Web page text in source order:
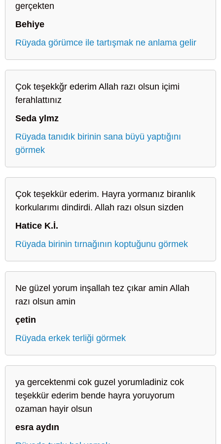
gerçekten
Behiye
Rüyada görümce ile tartışmak ne anlama gelir
Çok teşekkğr ederim Allah razı olsun içimi
ferahlattınız
Seda ylmz
Rüyada tanıdık birinin sana büyü yaptığını
görmek
Çok teşekkür ederim. Hayra yormanız biranlık
korkularımı dindirdi. Allah razı olsun sizden
Hatice K.İ.
Rüyada birinin tırnağının koptuğunu görmek
Ne güzel yorum inşallah tez çıkar amin Allah
razı olsun amin
çetin
Rüyada erkek terliği görmek
ya gercektenmi cok guzel yorumladiniz cok
teşekkür ederim bende hayra yoruyorum
ozaman hayir olsun
esra aydın